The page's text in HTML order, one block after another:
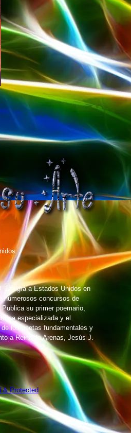
Emigra a Estados Unidos en
numerosos concursos de
su primer poemario,
especializada y el
los poetas fundamentales y
a Reinaldo Arenas, Jesús J.